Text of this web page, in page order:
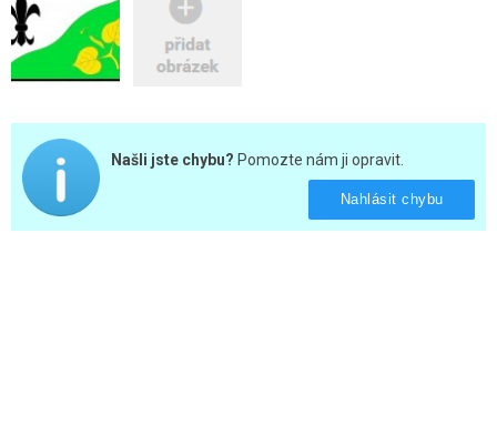
Našli jste chybu? Pomozte nám ji opravit.
Nahlásit chybu